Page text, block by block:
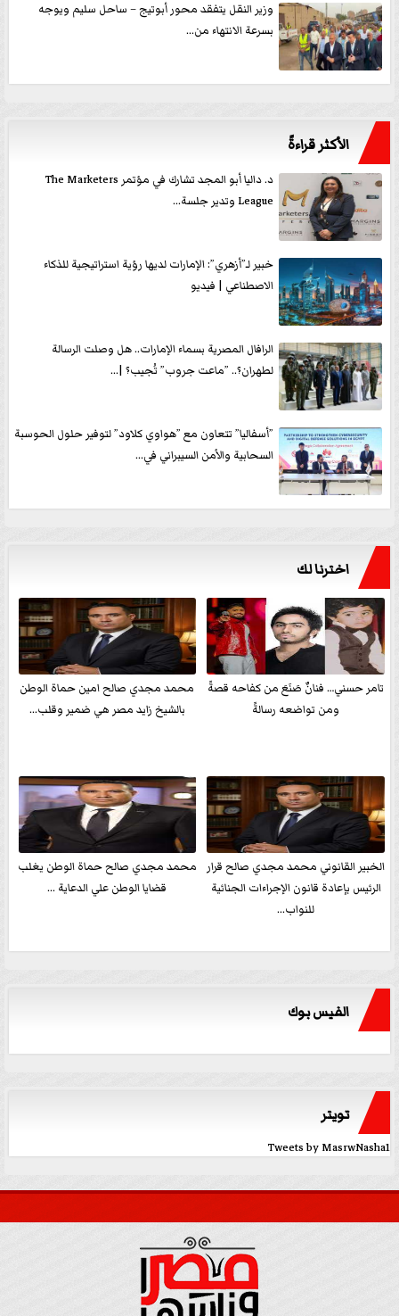
وزير النقل يتفقد محور أبوتيج – ساحل سليم ويوجه
بسرعة الانتهاء من...
الأكثر قراءةً
د. داليا أبو المجد تشارك في مؤتمر The Marketers
League وتدير جلسة...
خبير لـ”أزهري”: الإمارات لديها رؤية استراتيجية للذكاء
الاصطناعي | فيديو
الرافال المصرية بسماء الإمارات.. هل وصلت الرسالة
لطهران؟.. ”ماعت جروب” تُجيب؟ |...
”أسفاليا” تتعاون مع ”هواوي كلاود” لتوفير حلول الحوسبة
السحابية والأمن السيبراني في...
اخترنا لك
تامر حسني… فنانٌ صَنَعَ من كفاحه قصةً
ومن تواضعه رسالةً
محمد مجدي صالح امين حماة الوطن
بالشيخ زايد مصر هي ضمير وقلب...
الخبير القانوني محمد مجدي صالح قرار
الرئيس بإعادة قانون الإجراءات الجنائية
للنواب...
محمد مجدي صالح حماة الوطن يغلب
قضايا الوطن علي الدعاية ...
الفيس بوك
تويتر
Tweets by MasrwNasha1